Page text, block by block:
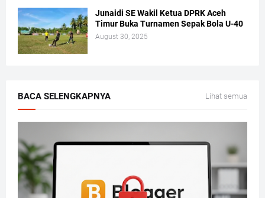
Junaidi SE Wakil Ketua DPRK Aceh
Timur Buka Turnamen Sepak Bola U-40
August 30, 2025
BACA SELENGKAPNYA Lihat semua